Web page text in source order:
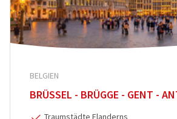
BELGIEN
BRÜSSEL - BRÜGGE - GENT -
Traumstädte Flanderns